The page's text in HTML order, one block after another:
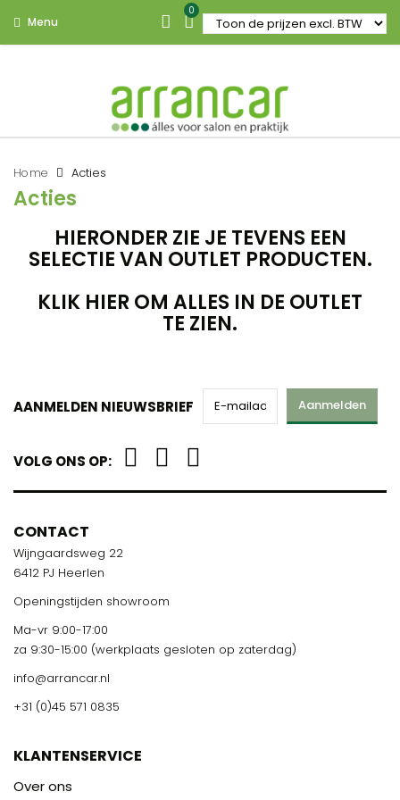
Menu
0
Home Acties
Acties
HIERONDER ZIE JE TEVENS EEN
SELECTIE VAN OUTLET PRODUCTEN.
KLIK HIER OM ALLES IN DE OUTLET
TE ZIEN.
AANMELDEN NIEUWSBRIEF Aanmelden
VOLG ONS OP:
CONTACT
Wijngaardsweg 22
6412 PJ Heerlen
Openingstijden showroom
Ma-vr 9:00-17:00
za 9:30-15:00 (werkplaats gesloten op zaterdag)
info@arrancar.nl
+31 (0)45 571 0835
KLANTENSERVICE
Over ons